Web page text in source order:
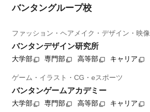
バンタングループ校
ファッション・ヘアメイク・デザイン・映像
バンタンデザイン研究所
大学部 専門部 高等部 キャリア
ゲーム・イラスト・CG・eスポーツ
バンタンゲームアカデミー
大学部 専門部 高等部 キャリア